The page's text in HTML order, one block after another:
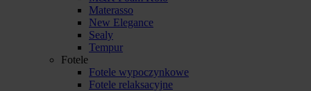
Materasso
New Elegance
Sealy
Tempur
Fotele
Fotele wypoczynkowe
Fotele relaksacyjne